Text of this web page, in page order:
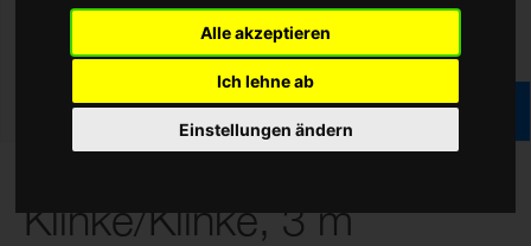
Alle akzeptieren
Ich lehne ab
Einstellungen ändern
Lautsprecherkabel,
Klinke/Klinke, 3 m